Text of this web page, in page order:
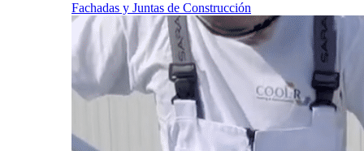
Fachadas y Juntas de Construcción